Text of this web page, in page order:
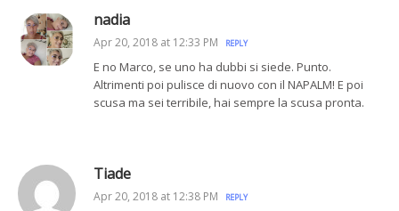
nadia
Apr 20, 2018 at 12:33 PM REPLY
E no Marco, se uno ha dubbi si siede. Punto.
Altrimenti poi pulisce di nuovo con il NAPALM! E poi
scusa ma sei terribile, hai sempre la scusa pronta.
Tiade
Apr 20, 2018 at 12:38 PM REPLY